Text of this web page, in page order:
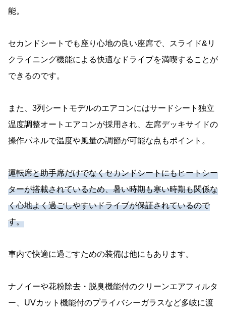
能。
セカンドシートでも座り心地の良い座席で、スライド&リ
クライニング機能による快適なドライブを満喫することが
できるのです。
また、3列シートモデルのエアコンにはサードシート独立
温度調整オートエアコンが採用され、左席デッキサイドの
操作パネルで温度や風量の調節が可能な点もポイント。
運転席と助手席だけでなくセカンドシートにもヒートシー
ターが搭載されているため、暑い時期も寒い時期も関係な
く心地よく過ごしやすいドライブが保証されているので
す。
車内で快適に過ごすための装備は他にもあります。
ナノイーや花粉除去・脱臭機能付のクリーンエアフィルタ
ー、UVカット機能付のプライバシーガラスなど多岐に渡